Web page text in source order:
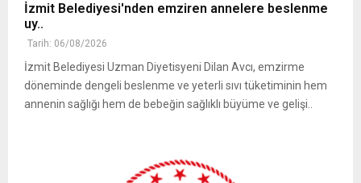
İzmit Belediyesi'nden emziren annelere beslenme
uy..
Tarih: 06/08/2026
İzmit Belediyesi Uzman Diyetisyeni Dilan Avcı, emzirme
döneminde dengeli beslenme ve yeterli sıvı tüketiminin hem
annenin sağlığı hem de bebeğin sağlıklı büyüme ve gelişi..